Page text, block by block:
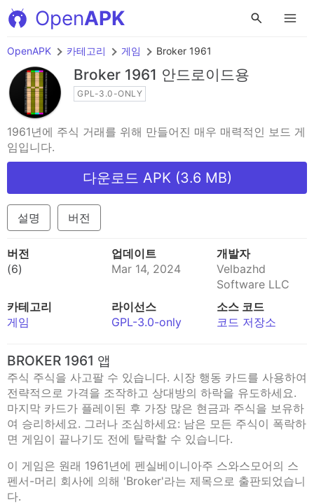
OpenAPK
OpenAPK 카테고리 게임 Broker 1961
Broker 1961 안드로이드용
GPL-3.0-ONLY
1961년에 주식 거래를 위해 만들어진 매우 매력적인 보드 게
임입니다.
다운로드 APK (3.6 MB)
설명 버전
버전
(6)
업데이트
Mar 14, 2024
개발자
Velbazhd
Software LLC
카테고리
게임
라이선스
GPL-3.0-only
소스 코드
코드 저장소
BROKER 1961 앱
주식 주식을 사고팔 수 있습니다. 시장 행동 카드를 사용하여
전략적으로 가격을 조작하고 상대방의 하락을 유도하세요.
마지막 카드가 플레이된 후 가장 많은 현금과 주식을 보유하
여 승리하세요. 그러나 조심하세요: 남은 모든 주식이 폭락하
면 게임이 끝나기도 전에 탈락할 수 있습니다.
이 게임은 원래 1961년에 펜실베이니아주 스와스모어의 스
펜서-머리 회사에 의해 'Broker'라는 제목으로 출판되었습니
다.